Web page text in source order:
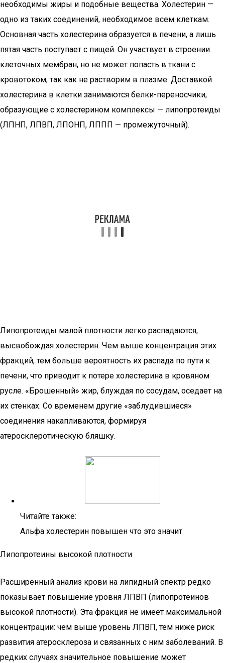
необходимы жиры и подобные вещества. Холестерин —
одно из таких соединений, необходимое всем клеткам.
Основная часть холестерина образуется в печени, а лишь
пятая часть поступает с пищей. Он участвует в строении
клеточных мембран, но не может попасть в ткани с
кровотоком, так как не растворим в плазме. Доставкой
холестерина в клетки занимаются белки-переносчики,
образующие с холестерином комплексы — липопротеиды
(ЛПНП, ЛПВП, ЛПОНП, ЛППП — промежуточный).
Липопротеиды малой плотности легко распадаются,
высвобождая холестерин. Чем выше концентрация этих
фракций, тем больше вероятность их распада по пути к
печени, что приводит к потере холестерина в кровяном
русле. «Брошенный» жир, блуждая по сосудам, оседает на
их стенках. Со временем другие «заблудившиеся»
соединения накапливаются, формируя
атеросклеротическую бляшку.
Читайте также:
Альфа холестерин повышен что это значит
Липопротеины высокой плотности
Расширенный анализ крови на липидный спектр редко
показывает повышение уровня ЛПВП (липопротеинов
высокой плотности). Эта фракция не имеет максимальной
концентрации: чем выше уровень ЛПВП, тем ниже риск
развития атеросклероза и связанных с ним заболеваний. В
редких случаях значительное повышение может